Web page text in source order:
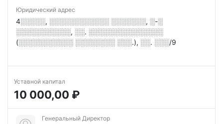
Юридический адрес
4░░░░░, ░░░░░░░░░░░░ ░░░░░░░, ░-░
░░░░░░░░░░░, ░░. ░░░░░░░░░░░░░░░
(░░░░░░░░░░░ ░░░░░░░░ ░░░.), ░░. ░░░/9
Уставной капитал
10 000,00 ₽
Генеральный Директор